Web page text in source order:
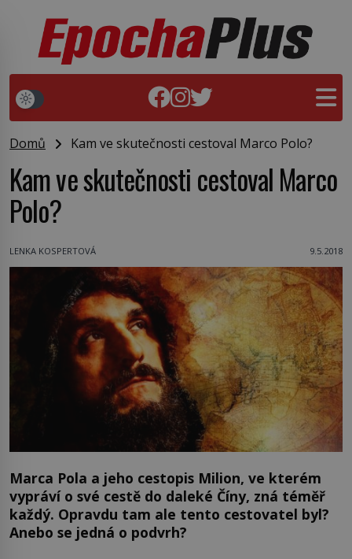
Domů Kam ve skutečnosti cestoval Marco Polo?
Kam ve skutečnosti cestoval Marco
Polo?
LENKA KOSPERTOVÁ 9.5.2018
Marca Pola a jeho cestopis Milion, ve kterém
vypráví o své cestě do daleké Číny, zná téměř
každý. Opravdu tam ale tento cestovatel byl?
Anebo se jedná o podvrh?